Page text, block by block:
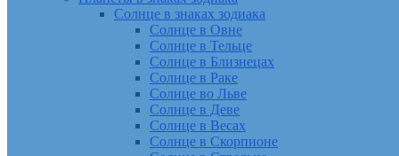
Солнце в знаках зодиака
Солнце в Овне
Солнце в Тельце
Солнце в Близнецах
Солнце в Раке
Солнце во Льве
Солнце в Деве
Солнце в Весах
Солнце в Скорпионе